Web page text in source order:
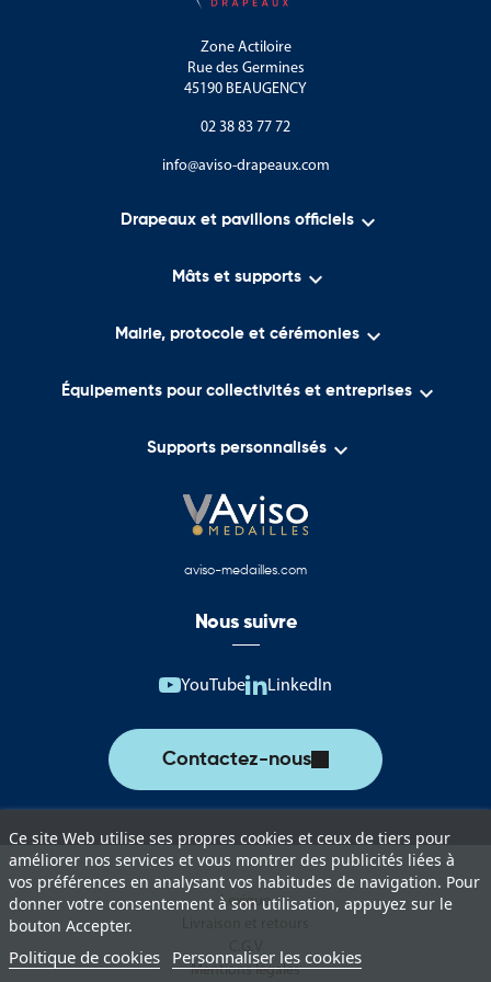
Le Val de Loire inscrit au patrimoine mondial de l’UNESCO.
L’artisanat local.
Les traditions de l’Orléanais.
aujourd’hui un territoire qui conjugue patrimoine, innovation,
Drapeaux, pavillons et oriflammes du Conseil
Cette catégorie rassemble une sélection complète de produits
aux couleurs du Conseil départemental du Loiret. Ces supports
permettent d’assurer une représentation institutionnelle de
qualité lors des événements officiels, cérémonies et actions de
Vous trouverez notamment :
Drapeaux du Conseil départemental du Loiret pour les
cérémonies et événements institutionnels.
Pavillons pour mât destinés à l’affichage extérieur permanent ou
temporaire.
Oriflammes du Conseil départemental du Loiret pour la
communication événementielle.
Zone Actiloire
Rue des Germines
45190 BEAUGENCY
02 38 83 77 72
info@aviso-drapeaux.com
Drapeaux et pavillons officiels 
Mâts et supports 
Mairie, protocole et cérémonies 
Équipements pour collectivités et entreprises 
Supports personnalisés 
Ce site Web utilise ses propres cookies et ceux de tiers pour
améliorer nos services et vous montrer des publicités liées à
vos préférences en analysant vos habitudes de navigation. Pour
donner votre consentement à son utilisation, appuyez sur le
bouton Accepter.
Politique de cookies Personnaliser les cookies
aviso-medailles.com
Nous suivre
YouTube LinkedIn
Contactez-nous
Lexique
Mentions légales